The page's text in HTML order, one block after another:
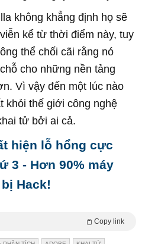
không khẳng định họ sẽ
kể từ thời điểm này, tuy
thể chối cãi rằng nó
cho những nền tảng
Vì vậy đến một lúc nào
khỏi thế giới công nghệ
tử bởi ai cả.
hiện lỗ hổng cực
3 - Hơn 90% máy
Hack!
Copy link